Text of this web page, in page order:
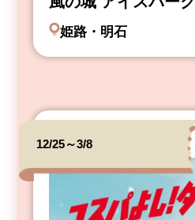
姫路・明石
12/25～3/8